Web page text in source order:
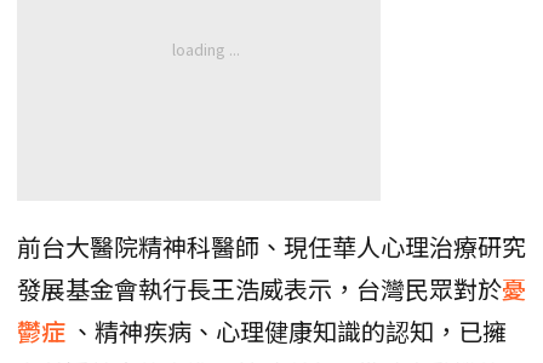
前台大醫院精神科醫師、現任華人心理治療研究
發展基金會執行長王浩威表示，台灣民眾對於憂
鬱症 、精神疾病、心理健康知識的認知，已擁